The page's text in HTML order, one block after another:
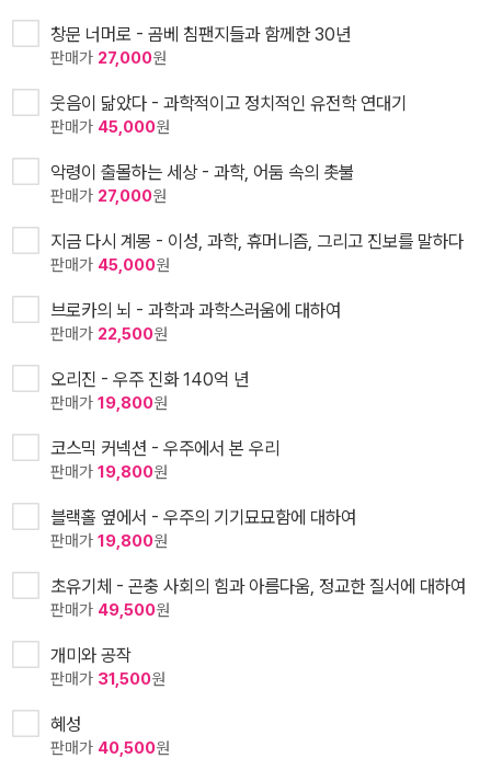
창문 너머로 - 곰베 침팬지들과 함께한 30년
판매가 27,000원
웃음이 닮았다 - 과학적이고 정치적인 유전학 연대기
판매가 45,000원
악령이 출몰하는 세상 - 과학, 어둠 속의 촛불
판매가 27,000원
지금 다시 계몽 - 이성, 과학, 휴머니즘, 그리고 진보를 말하다
판매가 45,000원
브로카의 뇌 - 과학과 과학스러움에 대하여
판매가 22,500원
오리진 - 우주 진화 140억 년
판매가 19,800원
코스믹 커넥션 - 우주에서 본 우리
판매가 19,800원
블랙홀 옆에서 - 우주의 기기묘묘함에 대하여
판매가 19,800원
초유기체 - 곤충 사회의 힘과 아름다움, 정교한 질서에 대하여
판매가 49,500원
개미와 공작
판매가 31,500원
혜성
판매가 40,500원